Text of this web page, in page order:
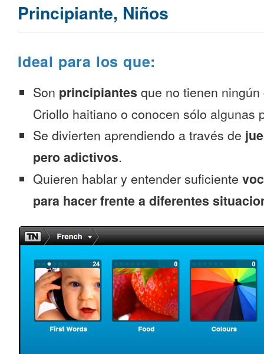
Principiante, Niños
Ideal para los que:
Son principiantes que no tienen
Criollo haitiano o conocen sólo algunas
Se divierten aprendiendo a través de
pero adictivos.
Quieren hablar y entender suficiente
para hacer frente a diferentes